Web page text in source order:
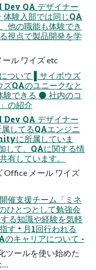
QA デザイナー
体験入部では同じQA
他の職能も体験でき
視点で製品開発を学
ル ワイズ etc
ついて ▌サイボウズ
QAのユニークなと
できる ⚫ 社内のコ
の紹介
QA デザイナー
してるQAエンジニ
に所属していま
して、QAに関する情
有しています。
Office メール ワイズ
催支援チーム「ミネ
ひとつとして勉強会
る知識や経験を気軽
す • 月1回行われる
のキャリアについて -
ツールを使い始めた